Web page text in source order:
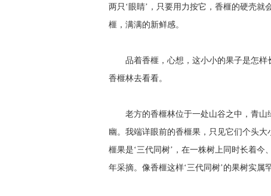
两只‘眼睛’，只要用力按它，香榧的硬壳
榧，满满的新鲜感。
品着香榧，心想，这小小的果子是怎样
香榧林去看看。
老方的香榧林位于一处山谷之中，青山
幽。我端详眼前的香榧果，只见它们个头
榧果是‘三代同树’，在一株树上同时长着
年采摘。像香榧这样‘三代同树’的果树实属